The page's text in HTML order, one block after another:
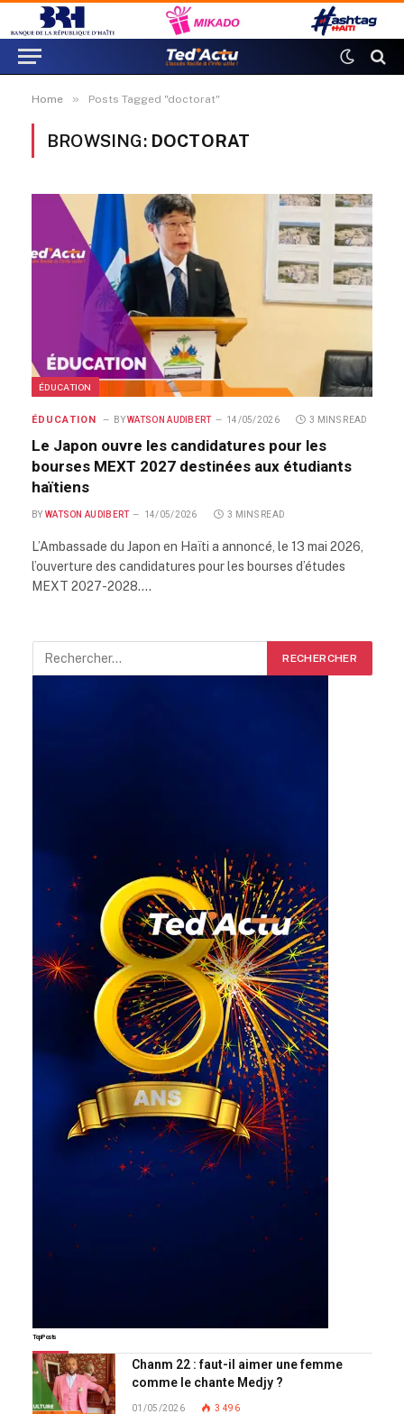
Home » Posts Tagged "doctorat"
BROWSING: DOCTORAT
ÉDUCATION
ÉDUCATION BY WATSON AUDIBERT 14/05/2026 3 MINS READ
Le Japon ouvre les candidatures pour les
bourses MEXT 2027 destinées aux étudiants
haïtiens
BY WATSON AUDIBERT 14/05/2026 3 MINS READ
L’Ambassade du Japon en Haïti a annoncé, le 13 mai 2026,
l’ouverture des candidatures pour les bourses d’études
MEXT 2027-2028.…
Top Posts
Chanm 22 : faut-il aimer une femme
comme le chante Medjy ?
01/05/2026 3 496